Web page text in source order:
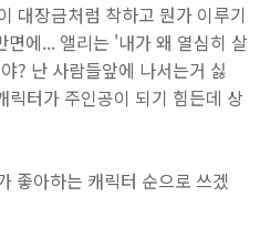
대장금처럼 착하고 뭔가 이루기
에... 앨리는 '내가 왜 열심히 살
? 난 사람들앞에 나서는거 싫
터가 주인공이 되기 힘든데 상
좋아하는 캐릭터 순으로 쓰겠